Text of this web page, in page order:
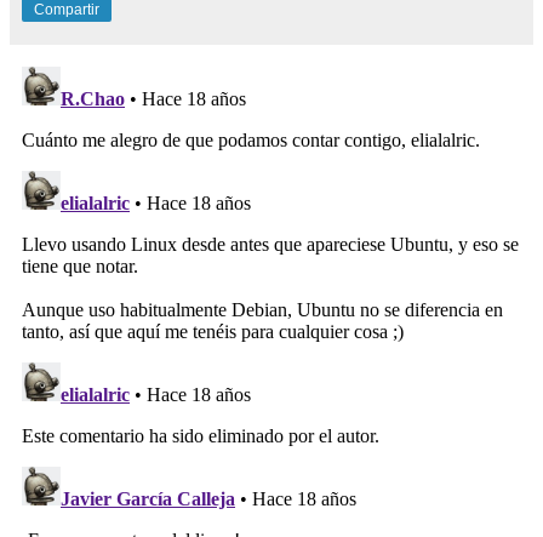
Compartir